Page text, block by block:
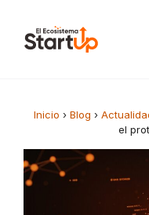
Inicio › Blog ›
el